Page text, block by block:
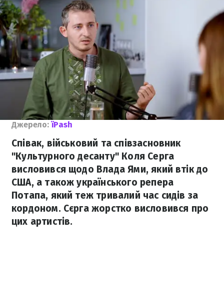
Джерело: їPash
Співак, військовий та співзасновник
"Культурного десанту" Коля Серга
висловився щодо Влада Ями, який втік до
США, а також українського репера
Потапа, який теж тривалий час сидів за
кордоном. Сєрга жорстко висловився про
цих артистів.